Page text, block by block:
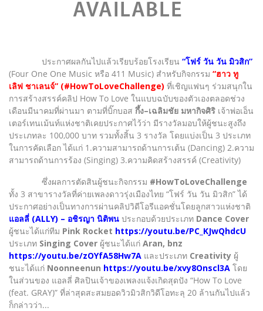
ประกาศผลกันไปแล้วเรียบร้อยโรงเรียน “โฟร์ วัน วัน มิวสิก”
(Four One One Music หรือ 411 Music) สำหรับกิจกรรม “ฮาว ทู
เลิฟ ชาเลนจ์” (#HowToLoveChallenge) ที่เชิญแฟนๆ ร่วมสนุกใน
การสร้างสรรค์คลิป How To Love ในแบบฉบับของตัวเองตลอดช่วง
เดือนมีนาคมที่ผ่านมา ตามที่บิ๊กบอส กึ้ง–เฉลิมชัย มหากิจศิริ เจ้าพ่อเอ็น
เตอร์เทนเม้นท์แห่งชาติเคยประกาศไว้ว่า มีรางวัลมอบให้ผู้ชนะสูงถึง
ประเภทละ 100,000 บาท รวมทั้งสิ้น 3 รางวัล โดยแบ่งเป็น 3 ประเภท
ในการคัดเลือก ได้แก่ 1.ความสามารถด้านการเต้น (Dancing) 2.ความ
สามารถด้านการร้อง (Singing) 3.ความคิดสร้างสรรค์ (Creativity)
ซึ่งผลการตัดสินผู้ชนะกิจกรรม #HowToLoveChallenge
ทั้ง 3 สาขารางวัลที่ค่ายเพลงดาวรุ่งเมืองไทย “โฟร์ วัน วัน มิวสิก” ได้
ประกาศอย่างเป็นทางการผ่านคลิปวิดีโอรีแอคชั่นโดยลูกสาวแห่งชาติ
แอลลี่ (ALLY) – อชิรญา นิติพน ประกอบด้วยประเภท Dance Cover
ผู้ชนะได้แก่ทีม Pink Rocket https://youtu.be/PC_KJwQhdcU
ประเภท Singing Cover ผู้ชนะได้แก่ Aran, bnz
https://youtu.be/zOYfA58Hw7A และประเภท Creativity ผู้
ชนะได้แก่ Noonneenun https://youtu.be/xvy8Onscl3A โดย
ในส่วนของ แอลลี่ ศิลปินเจ้าของเพลงแจ้งเกิดสุดปัง “How To Love
(feat. GRAY)” ที่ล่าสุดสะสมยอดวิวมิวสิกวิดีโอทะลุ 20 ล้านกันไปแล้ว
ก็กล่าวว่า...